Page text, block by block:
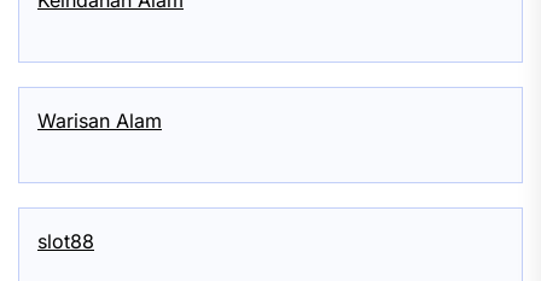
Warisan Alam
slot88